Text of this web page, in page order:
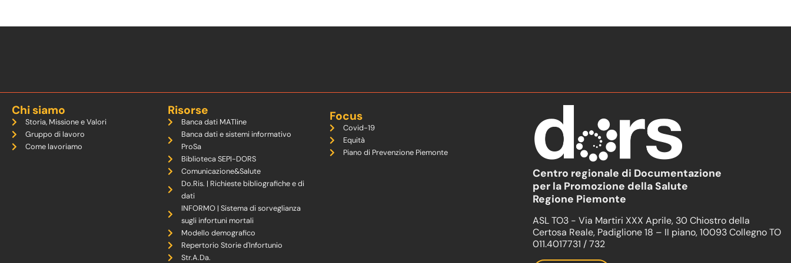
Chi siamo
Storia, Missione e Valori
Gruppo di lavoro
Come lavoriamo
Risorse
Banca dati MATline
Banca dati e sistemi informativo
ProSa
Biblioteca SEPI-DORS
Comunicazione&Salute
Do.Ris. | Richieste bibliografiche e di
dati
INFORMO | Sistema di sorveglianza
sugli infortuni mortali
Modello demografico
Repertorio Storie d'Infortunio
Str.A.Da.
Focus
Covid-19
Equità
Piano di Prevenzione Piemonte
Centro regionale di Documentazione
per la Promozione della Salute
Regione Piemonte
ASL TO3 - Via Martiri XXX Aprile, 30 Chiostro della
Certosa Reale, Padiglione 18 – II piano, 10093 Collegno TO
011.4017731 / 732